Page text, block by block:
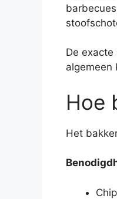
De
algemeen
Hoe
Het